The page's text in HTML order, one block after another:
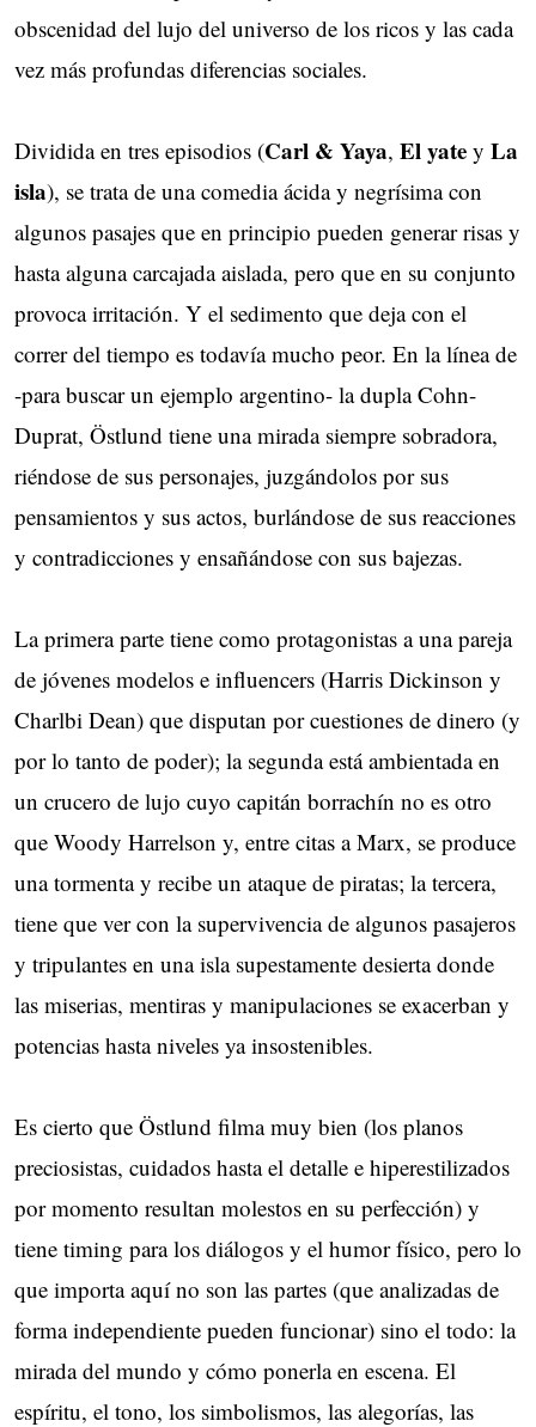
obscenidad del lujo del universo de los ricos y las cada
vez más profundas diferencias sociales.
Dividida en tres episodios (Carl & Yaya, El yate y La
isla), se trata de una comedia ácida y negrísima con
algunos pasajes que en principio pueden generar risas y
hasta alguna carcajada aislada, pero que en su conjunto
provoca irritación. Y el sedimento que deja con el
correr del tiempo es todavía mucho peor. En la línea de
-para buscar un ejemplo argentino- la dupla Cohn-
Duprat, Östlund tiene una mirada siempre sobradora,
riéndose de sus personajes, juzgándolos por sus
pensamientos y sus actos, burlándose de sus reacciones
y contradicciones y ensañándose con sus bajezas.
La primera parte tiene como protagonistas a una pareja
de jóvenes modelos e influencers (Harris Dickinson y
Charlbi Dean) que disputan por cuestiones de dinero (y
por lo tanto de poder); la segunda está ambientada en
un crucero de lujo cuyo capitán borrachín no es otro
que Woody Harrelson y, entre citas a Marx, se produce
una tormenta y recibe un ataque de piratas; la tercera,
tiene que ver con la supervivencia de algunos pasajeros
y tripulantes en una isla supestamente desierta donde
las miserias, mentiras y manipulaciones se exacerban y
potencias hasta niveles ya insostenibles.
Es cierto que Östlund filma muy bien (los planos
preciosistas, cuidados hasta el detalle e hiperestilizados
por momento resultan molestos en su perfección) y
tiene timing para los diálogos y el humor físico, pero lo
que importa aquí no son las partes (que analizadas de
forma independiente pueden funcionar) sino el todo: la
mirada del mundo y cómo ponerla en escena. El
espíritu, el tono, los simbolismos, las alegorías, las